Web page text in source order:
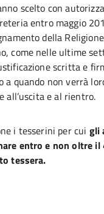
scelto con
entro maggio
della
come nelle ultime
scritta e
a quando non verrà
all’uscita e al rientro.
i tesserini per cui gli
entro e non oltre
tessera.